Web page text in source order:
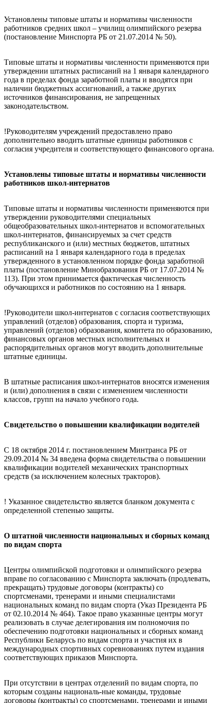
Установлены типовые штаты и нормативы численности
работников средних школ – училищ олимпийского резерва
(постановление Минспорта РБ от 21.07.2014 № 50).
Типовые штаты и нормативы численности применяются при
утверждении штатных расписаний на 1 января календарного
года в пределах фонда заработной платы и вводятся при
наличии бюджетных ассигнований, а также других
источников финансирования, не запрещенных
законодательством.
!Руководителям учреждений предоставлено право
дополнительно вводить штатные единицы работников с
согласия учредителя и соответствующего финансового органа.
Установлены типовые штаты и нормативы численности
работников школ-интернатов
Типовые штаты и нормативы численности применяются при
утверждении руководителями специальных
общеобразовательных школ-интернатов и вспомогательных
школ-интернатов, финансируемых за счет средств
республиканского и (или) местных бюджетов, штатных
расписаний на 1 января календарного года в пределах
утвержденного в установленном порядке фонда заработной
платы (постановление Минобразования РБ от 17.07.2014 №
113). При этом принимается фактическая численность
обучающихся и работников по состоянию на 1 января.
!Руководители школ-интернатов с согласия соответствующих
управлений (отделов) образования, спорта и туризма,
управлений (отделов) образования, комитета по образованию,
финансовых органов местных исполнительных и
распорядительных органов могут вводить дополнительные
штатные единицы.
В штатные расписания школ-интернатов вносятся изменения
и (или) дополнения в связи с изменением численности
классов, групп на начало учебного года.
Свидетельство о повышении квалификации водителей
С 18 октября 2014 г. постановлением Минтранса РБ от
29.09.2014 № 34 введена форма свидетельства о повышении
квалификации водителей механических транспортных
средств (за исключением колесных тракторов).
! Указанное свидетельство является бланком документа с
определенной степенью защиты.
О штатной численности национальных и сборных команд
по видам спорта
Центры олимпийской подготовки и олимпийского резерва
вправе по согласованию с Минспорта заключать (продлевать,
прекращать) трудовые договоры (контракты) со
спортсменами, тренерами и иными специалистами
национальных команд по видам спорта (Указ Президента РБ
от 02.10.2014 № 464). Такое право указанные центры могут
реализовать в случае делегирования им полномочия по
обеспечению подготовки национальных и сборных команд
Республики Беларусь по видам спорта и участия их в
международных спортивных соревнованиях путем издания
соответствующих приказов Минспорта.
При отсутствии в центрах отделений по видам спорта, по
которым созданы националь-ные команды, трудовые
договоры (контракты) со спортсменами, тренерами и иными